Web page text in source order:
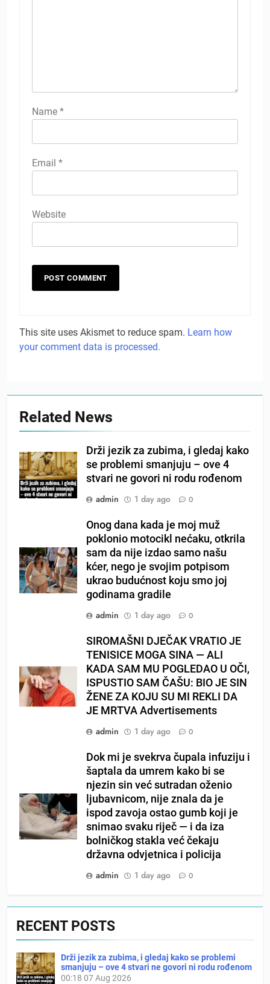
Name *
Email *
Website
This site uses Akismet to reduce spam. Learn how
your comment data is processed.
Related News
Drži jezik za zubima, i gledaj kako
se problemi smanjuju – ove 4
stvari ne govori ni rodu rođenom
admin
1 day ago 0
Onog dana kada je moj muž
poklonio motocikl nećaku, otkrila
sam da nije izdao samo našu
kćer, nego je svojim potpisom
ukrao budućnost koju smo joj
godinama gradile
admin
1 day ago 0
SIROMAŠNI DJEČAK VRATIO JE
TENISICE MOGA SINA — ALI
KADA SAM MU POGLEDAO U OČI,
ISPUSTIO SAM ČAŠU: BIO JE SIN
ŽENE ZA KOJU SU MI REKLI DA
JE MRTVA Advertisements
admin
1 day ago 0
Dok mi je svekrva čupala infuziju i
šaptala da umrem kako bi se
njezin sin već sutradan oženio
ljubavnicom, nije znala da je
ispod zavoja ostao gumb koji je
snimao svaku riječ — i da iza
bolničkog stakla već čekaju
državna odvjetnica i policija
admin
1 day ago 0
RECENT POSTS
Drži jezik za zubima, i gledaj kako se problemi
smanjuju – ove 4 stvari ne govori ni rodu rođenom
00:18 07 Aug 2026